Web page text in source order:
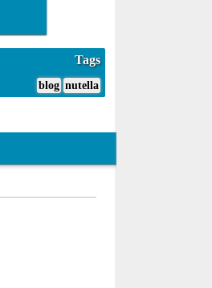
Tags
blog nutella